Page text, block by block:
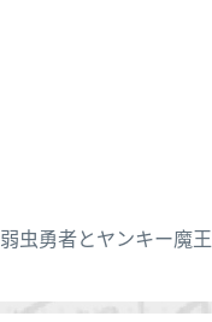
弱虫勇者とヤンキー魔王